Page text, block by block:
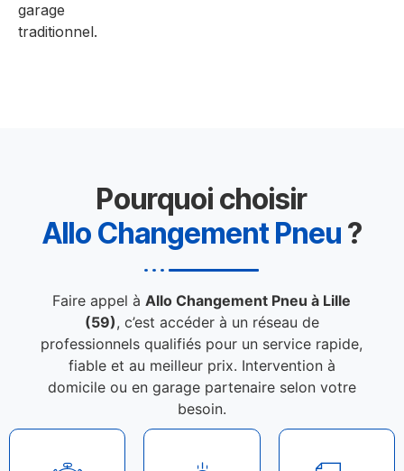
garage
traditionnel.
Pourquoi choisir
Allo Changement Pneu ?
Faire appel àAllo Changement Pneu à Lille
(59), c’est accéder à un réseau de
professionnels qualifiés pour un service rapide,
fiable et au meilleur prix. Intervention à
domicile ou en garage partenaire selon votre
besoin.